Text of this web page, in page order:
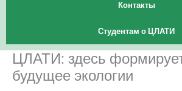
Контакты
Студентам о ЦЛАТИ
ЦЛАТИ: здесь
будущее экологии